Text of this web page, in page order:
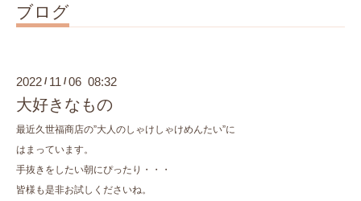
ブログ
2022 / 11 /06 08:32
大好きなもの
最近久世福商店の”大人のしゃけしゃけめんたい”に
はまっています。
手抜きをしたい朝にぴったり・・・
皆様も是非お試しくださいね。